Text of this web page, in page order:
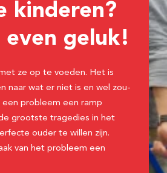
kinderen?
even geluk!
ze op te voeden. Het is
naar wat er niet is en wel zou-
een probleem een ramp
grootste tragedies in het
ouder te willen zijn.
van het probleem een